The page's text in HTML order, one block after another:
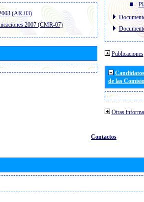
(AR-03)
2007 (CMR-07)
Publicaciones
de las
Otras
Contactos